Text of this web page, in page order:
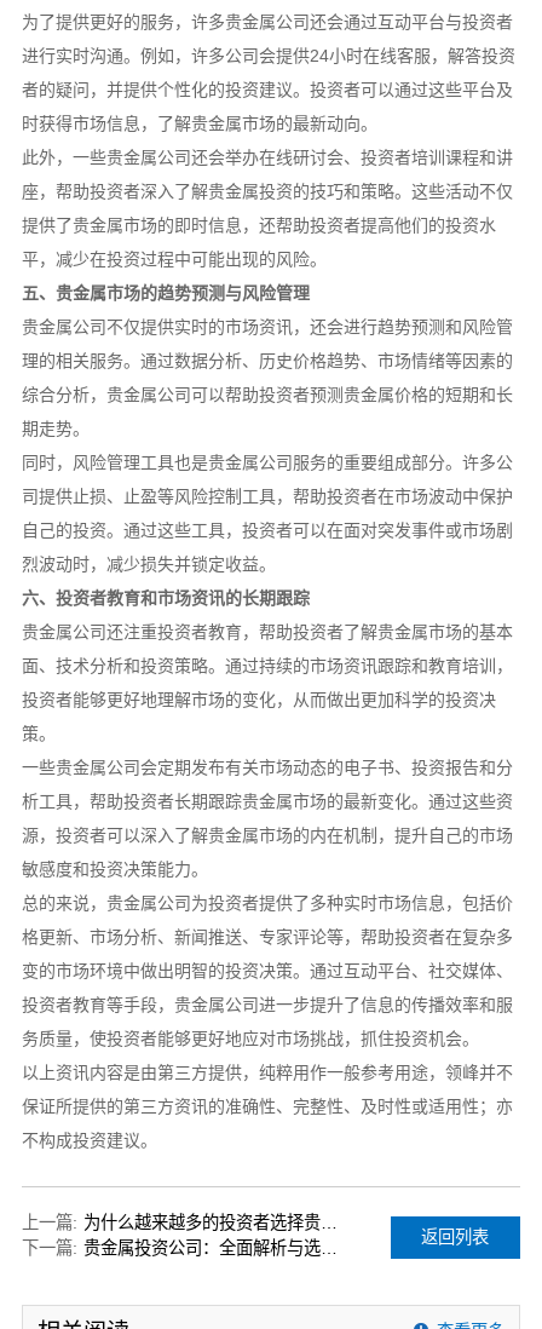
为了提供更好的服务，许多贵金属公司还会通过互动平台与投资者
进行实时沟通。例如，许多公司会提供24小时在线客服，解答投资
者的疑问，并提供个性化的投资建议。投资者可以通过这些平台及
时获得市场信息，了解贵金属市场的最新动向。
此外，一些贵金属公司还会举办在线研讨会、投资者培训课程和讲
座，帮助投资者深入了解贵金属投资的技巧和策略。这些活动不仅
提供了贵金属市场的即时信息，还帮助投资者提高他们的投资水
平，减少在投资过程中可能出现的风险。
五、贵金属市场的趋势预测与风险管理
贵金属公司不仅提供实时的市场资讯，还会进行趋势预测和风险管
理的相关服务。通过数据分析、历史价格趋势、市场情绪等因素的
综合分析，贵金属公司可以帮助投资者预测贵金属价格的短期和长
期走势。
同时，风险管理工具也是贵金属公司服务的重要组成部分。许多公
司提供止损、止盈等风险控制工具，帮助投资者在市场波动中保护
自己的投资。通过这些工具，投资者可以在面对突发事件或市场剧
烈波动时，减少损失并锁定收益。
六、投资者教育和市场资讯的长期跟踪
贵金属公司还注重投资者教育，帮助投资者了解贵金属市场的基本
面、技术分析和投资策略。通过持续的市场资讯跟踪和教育培训，
投资者能够更好地理解市场的变化，从而做出更加科学的投资决
策。
一些贵金属公司会定期发布有关市场动态的电子书、投资报告和分
析工具，帮助投资者长期跟踪贵金属市场的最新变化。通过这些资
源，投资者可以深入了解贵金属市场的内在机制，提升自己的市场
敏感度和投资决策能力。
总的来说，贵金属公司为投资者提供了多种实时市场信息，包括价
格更新、市场分析、新闻推送、专家评论等，帮助投资者在复杂多
变的市场环境中做出明智的投资决策。通过互动平台、社交媒体、
投资者教育等手段，贵金属公司进一步提升了信息的传播效率和服
务质量，使投资者能够更好地应对市场挑战，抓住投资机会。
以上资讯内容是由第三方提供，纯粹用作一般参考用途，领峰并不
保证所提供的第三方资讯的准确性、完整性、及时性或适用性；亦
不构成投资建议。
上一篇:
为什么越来越多的投资者选择贵金属投资公司
下一篇:
贵金属投资公司：全面解析与选择指南
返回列表